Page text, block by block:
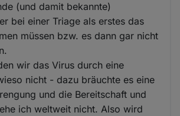
(und damit bekannte)
bei einer Triage als erstes das
müssen bzw. es dann gar nicht
wir das Virus durch eine
nicht - dazu bräuchte es eine
und die Bereitschaft und
ich weltweit nicht. Also wird